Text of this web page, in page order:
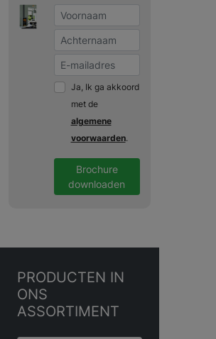
Ja, Ik ga akkoord
met de
algemene
voorwaarden.
Brochure
downloaden
PRODUCTEN IN
ONS
ASSORTIMENT